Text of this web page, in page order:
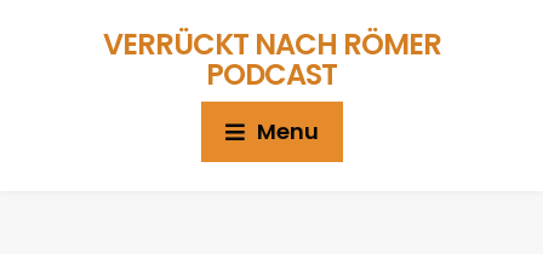
VERRÜCKT NACH RÖMER
PODCAST
Menu